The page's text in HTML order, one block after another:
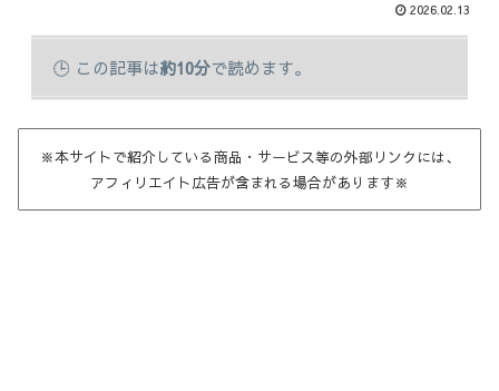
2026.02.13
この記事は約10分で読めます。
※本サイトで紹介している商品・サービス等の外部リンクには、
アフィリエイト広告が含まれる場合があります※